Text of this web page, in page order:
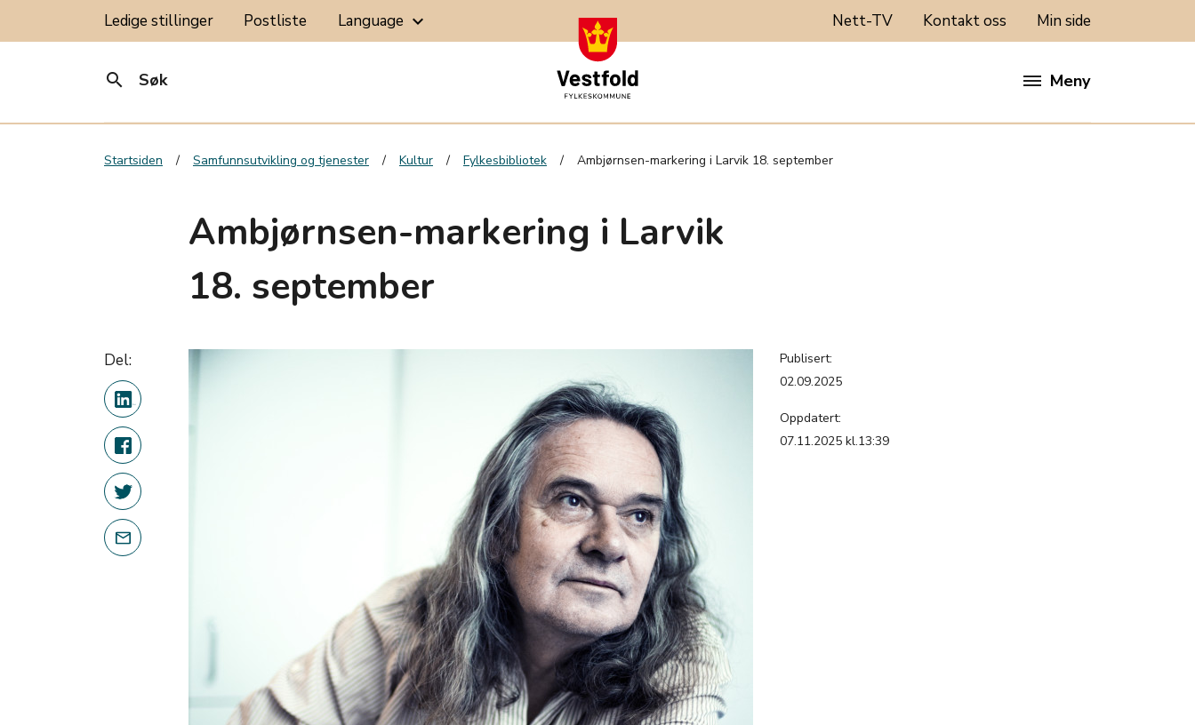
Ledige stillinger Postliste Language keyboard_arrow_down Nett-TV Kontakt oss Min side
search Søk Meny
Startsiden Samfunnsutvikling og tjenester Kultur Fylkesbibliotek Ambjørnsen-markering i Larvik 18. september
Ambjørnsen-markering i Larvik
18. september
Del:
Publisert:
02.09.2025
Oppdatert:
07.11.2025 kl.13:39